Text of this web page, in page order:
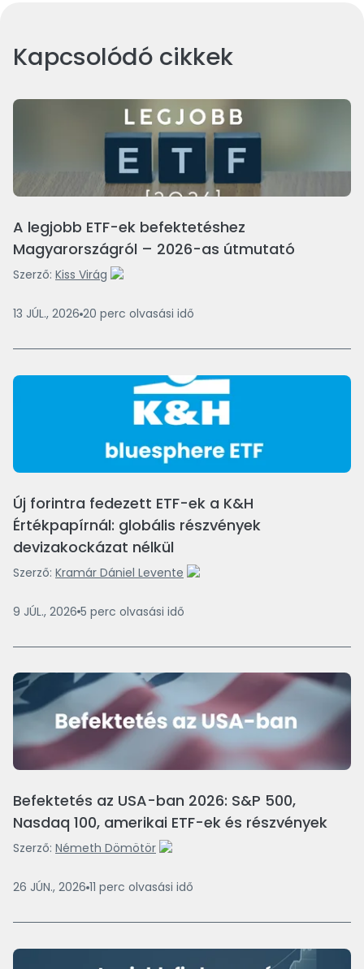
Kapcsolódó cikkek
A legjobb ETF-ek befektetéshez
Magyarországról – 2026-as útmutató
Szerző: Kiss Virág
13 JÚL., 2026 20 perc olvasási idő
Új forintra fedezett ETF-ek a K&H
Értékpapírnál: globális részvények
devizakockázat nélkül
Szerző: Kramár Dániel Levente
9 JÚL., 2026 5 perc olvasási idő
Befektetés az USA-ban 2026: S&P 500,
Nasdaq 100, amerikai ETF-ek és részvények
Szerző: Németh Dömötör
26 JÚN., 2026 11 perc olvasási idő